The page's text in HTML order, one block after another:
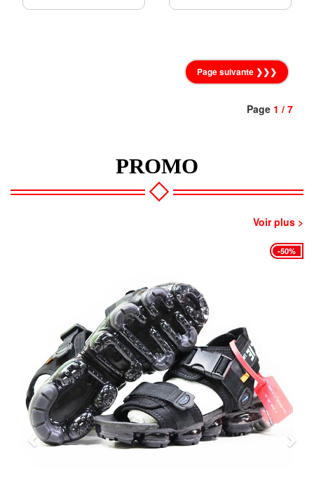
Page suivante ❯❯❯
Page 1 / 7
PROMO
Voir plus >
-45%